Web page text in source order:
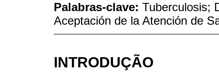
Palabras-clave: Tuberculosis;
Aceptación de la Atención de
INTRODUÇÃO